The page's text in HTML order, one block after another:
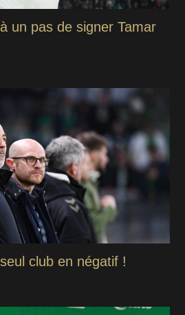
un pas de signer Tamar
club en négatif !